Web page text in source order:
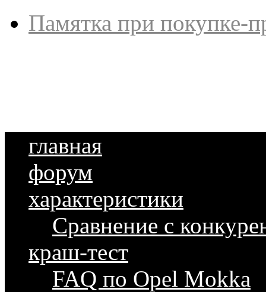
Памятка при покупке-
главная
форум
характеристики
Сравнение с
краш-тест
FAQ по Opel Mokka